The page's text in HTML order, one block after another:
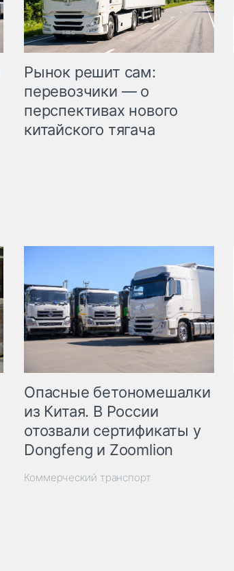
Рынок решит сам:
перевозчики — о
перспективах нового
китайского тягача
Опасные бетономешалки
из Китая. В России
отозвали сертификаты у
Dongfeng и Zoomlion
Коммерческий транспорт